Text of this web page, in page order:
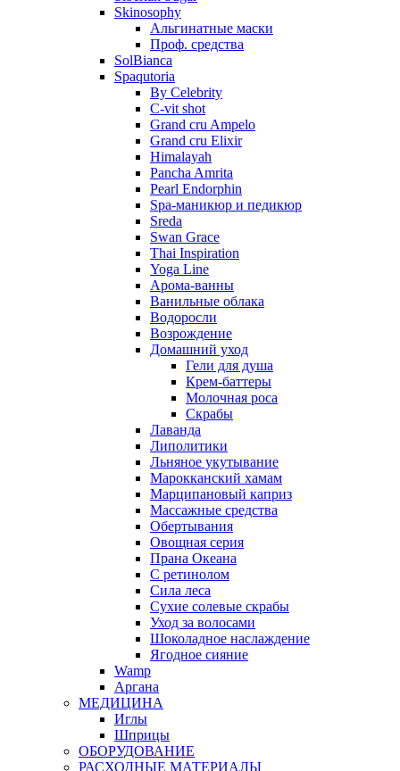
Skinosophy
Альгинатные маски
Проф. средства
SolBianca
Spaqutoria
By Celebrity
C-vit shot
Grand cru Ampelo
Grand сru Elixir
Himalayah
Pancha Amrita
Pearl Endorphin
Spa-маникюр и педикюр
Sreda
Swan Grace
Thai Inspiration
Yoga Line
Арома-ванны
Ванильные облака
Водоросли
Возрождение
Домашний уход
Гели для душа
Крем-баттеры
Молочная роса
Скрабы
Лаванда
Липолитики
Льняное укутывание
Марокканский хамам
Марципановый каприз
Массажные средства
Обертывания
Овощная серия
Прана Океана
С ретинолом
Сила леса
Сухие солевые скрабы
Уход за волосами
Шоколадное наслаждение
Ягодное сияние
Wamp
Аргана
МЕДИЦИНА
Иглы
Шприцы
ОБОРУДОВАНИЕ
РАСХОДНЫЕ МАТЕРИАЛЫ